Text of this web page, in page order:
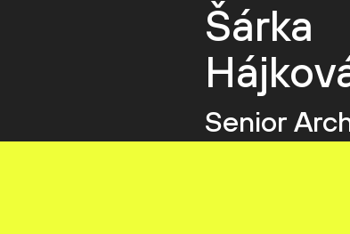
Šárka
Senior